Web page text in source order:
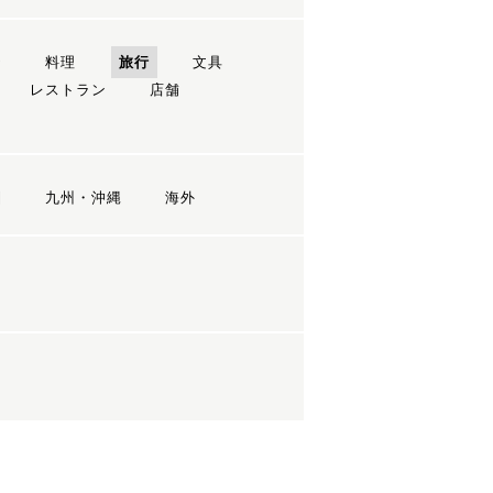
料理 旅行
文具
レストラン
店舗
九州・沖縄 海外